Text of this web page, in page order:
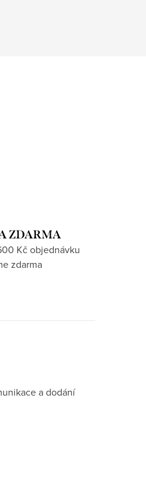
ZDARMA
Kč objednávku
zdarma
a dodání